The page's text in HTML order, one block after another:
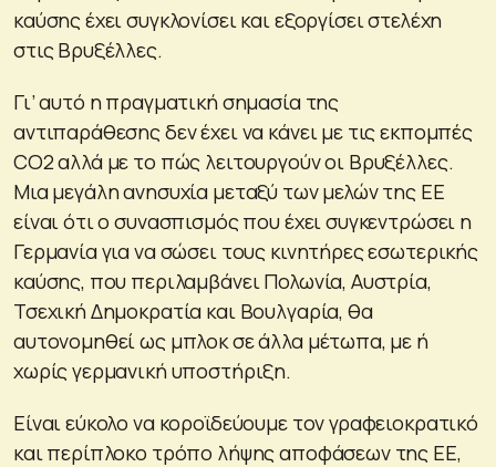
καύσης έχει συγκλονίσει και εξοργίσει στελέχη
στις Βρυξέλλες.
Γι’ αυτό η πραγματική σημασία της
αντιπαράθεσης δεν έχει να κάνει με τις εκπομπές
CO2 αλλά με το πώς λειτουργούν οι Βρυξέλλες.
Μια μεγάλη ανησυχία μεταξύ των μελών της ΕΕ
είναι ότι ο συνασπισμός που έχει συγκεντρώσει η
Γερμανία για να σώσει τους κινητήρες εσωτερικής
καύσης, που περιλαμβάνει Πολωνία, Αυστρία,
Τσεχική Δημοκρατία και Βουλγαρία, θα
αυτονομηθεί ως μπλοκ σε άλλα μέτωπα, με ή
χωρίς γερμανική υποστήριξη.
Είναι εύκολο να κοροϊδεύουμε τον γραφειοκρατικό
και περίπλοκο τρόπο λήψης αποφάσεων της ΕΕ,